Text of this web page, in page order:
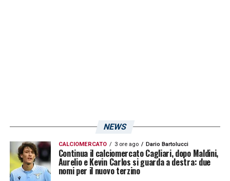
Il futuro dell’ex rossoblù resta dunque
aperto.FoggiaePerugiahanno mostrato
interesse, mentre ilKallithea
NEWS
CALCIOMERCATO 3 ore ago Dario Bartolucci
Continua il calciomercato Cagliari, dopo Maldini,
Aurelio e Kevin Carlos si guarda a destra: due
nomi per il nuovo terzino